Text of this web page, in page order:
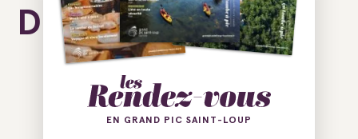
DES DOIGTS
Ajouter au carnet de voyage
EN GRAND PIC SAINT-LOUP